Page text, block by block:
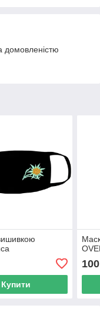
домовленістю
Купити
100